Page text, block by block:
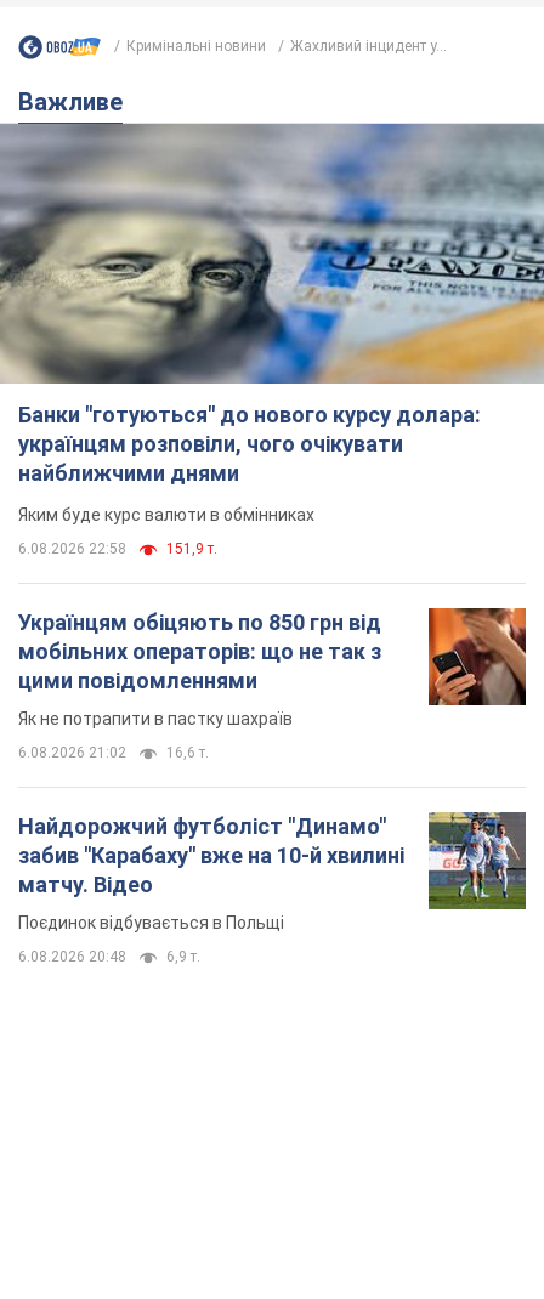
Кримінальні новини Жахливий інцидент у...
Важливе
Банки "готуються" до нового курсу долара:
українцям розповіли, чого очікувати
найближчими днями
Яким буде курс валюти в обмінниках
6.08.2026 22:58 151,9 т.
Українцям обіцяють по 850 грн від
мобільних операторів: що не так з
цими повідомленнями
Як не потрапити в пастку шахраїв
6.08.2026 21:02 16,6 т.
Найдорожчий футболіст "Динамо"
забив "Карабаху" вже на 10-й хвилині
матчу. Відео
Поєдинок відбувається в Польщі
6.08.2026 20:48 6,9 т.